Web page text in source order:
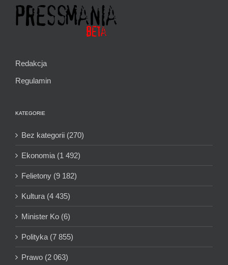
Redakcja
Regulamin
KATEGORIE
Bez kategorii (270)
Ekonomia (1 492)
Felietony (9 182)
Kultura (4 435)
Minister Ko (6)
Polityka (7 855)
Prawo (2 063)